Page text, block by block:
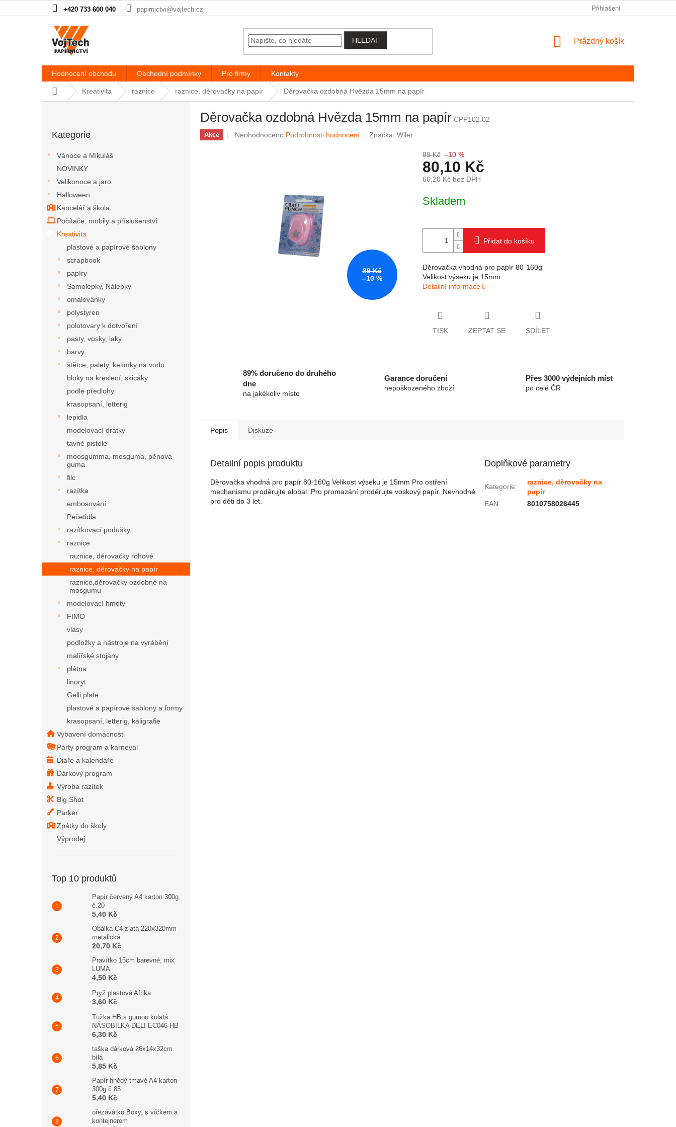
+420 733 600 040 papirnictvi@vojtech.cz Přihlášení
HLEDAT NÁKUPNÍ KOŠÍK
Prázdný košík
Hodnocení obchodu Obchodní podmínky Pro firmy Kontakty
Domů Kreativita raznice raznice, děrovačky na papír Děrovačka ozdobná Hvězda 15mm na papír
Kategorie
Vánoce a Mikuláš
NOVINKY
Velikonoce a jaro
Halloween
Kancelář a škola
Počítače, mobily a příslušenství
Kreativita
plastové a papírové šablony
scrapbook
papíry
Samolepky, Nálepky
omalovánky
polystyren
polotovary k dotvoření
pasty, vosky, laky
barvy
štětce, palety, kelímky na vodu
bloky na kreslení, skicáky
podle předlohy
krasopsaní, letterig
lepidla
modelovací drátky
tavné pistole
moosgumma, mosguma, pěnová
guma
filc
razítka
embosování
Pečetidla
razítkovací podušky
raznice
raznice, děrovačky rohové
raznice, děrovačky na papír
raznice,děrovačky ozdobné na
mosgumu
modelovací hmoty
FIMO
vlasy
podložky a nástroje na vyrábění
malířské stojany
plátna
linoryt
Gelli plate
plastové a papírové šablony a formy
krasopsaní, letterig, kaligrafie
Vybavení domácnosti
Párty program a karneval
Diáře a kalendáře
Dárkový program
Výroba razítek
Big Shot
Parker
Zpátky do školy
Výprodej
Top 10 produktů
Papír červený A4 karton 300g
č.20
5,40 Kč
Obálka C4 zlatá 220x320mm
metalická
20,70 Kč
Pravítko 15cm barevné, mix
LUMA
4,50 Kč
Pryž plastová Afrika
3,60 Kč
Tužka HB s gumou kulatá
NÁSOBILKA DELI EC046-HB
6,30 Kč
taška dárková 26x14x32cm
bílá
5,85 Kč
Papír hnědý tmavě A4 karton
300g č.85
5,40 Kč
ořezávátko Boxy, s víčkem a
kontejnerem
Děrovačka ozdobná Hvězda 15mm na papír CPP102.02
Akce Průměrné hodnocení produktu je 0,0 z 5 hvězdiček.
Neohodnoceno Podrobnosti hodnocení Značka: Wiler
89 Kč
–10 %
89 Kč –10 %
80,10 Kč
66,20 Kč bez DPH
Skladem
Přidat do košíku
Děrovačka vhodná pro papír 80-160g
Velikost výseku je 15mm
Detailní informace
TISK ZEPTAT SE SDÍLET
89% doručeno do druhého
dne
na jakékoliv místo
Garance doručení
nepoškozeného zboží
Přes 3000 výdejních míst
po celé ČR
Popis Diskuze
Detailní popis produktu
Děrovačka vhodná pro papír 80-160g Velikost výseku je 15mm Pro ostření
mechanismu proděrujte alobal. Pro promazání proděrujte voskový papír. Nevhodné
pro děti do 3 let.
Doplňkové parametry
Kategorie:
raznice, děrovačky na
papír
EAN: 8010758026445